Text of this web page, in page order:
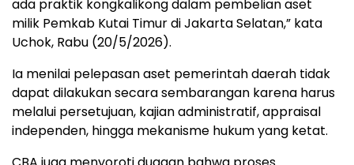
ada praktik kongkalikong dalam pembelian aset
milik Pemkab Kutai Timur di Jakarta Selatan,” kata
Uchok, Rabu (20/5/2026).
Ia menilai pelepasan aset pemerintah daerah tidak
dapat dilakukan secara sembarangan karena harus
melalui persetujuan, kajian administratif, appraisal
independen, hingga mekanisme hukum yang ketat.